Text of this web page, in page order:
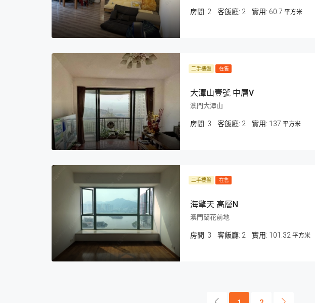
房間: 2 客飯廳: 2 60.7 平方米
二手樓盤 在售
大潭山壹號 中層V
澳門大潭山
房間: 3 客飯廳: 2 137 平方米
二手樓盤 在售
海擎天 高層N
澳門蘭花前地
房間: 3 客飯廳: 2 101.32 平方米